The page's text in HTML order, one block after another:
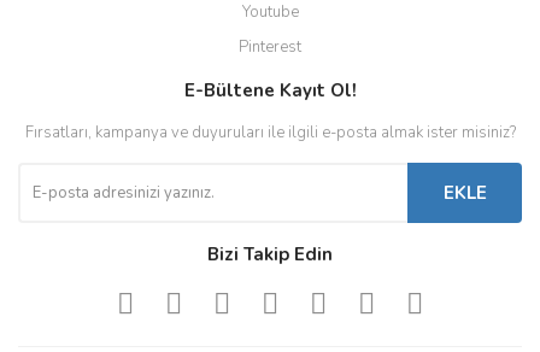
Youtube
Pinterest
E-Bültene Kayıt Ol!
Fırsatları, kampanya ve duyuruları ile ilgili e-posta almak ister misiniz?
EKLE
Bizi Takip Edin